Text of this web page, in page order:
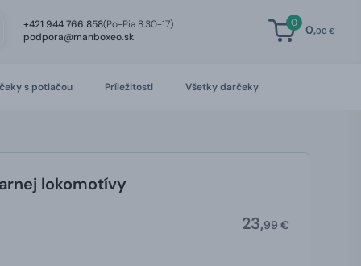
+421 944 766 858(Po-Pia 8:30-17)
podpora@manboxeo.sk
0 0,00 €
s potlačou Príležitosti Všetky darčeky
lokomotívy
23,99 €